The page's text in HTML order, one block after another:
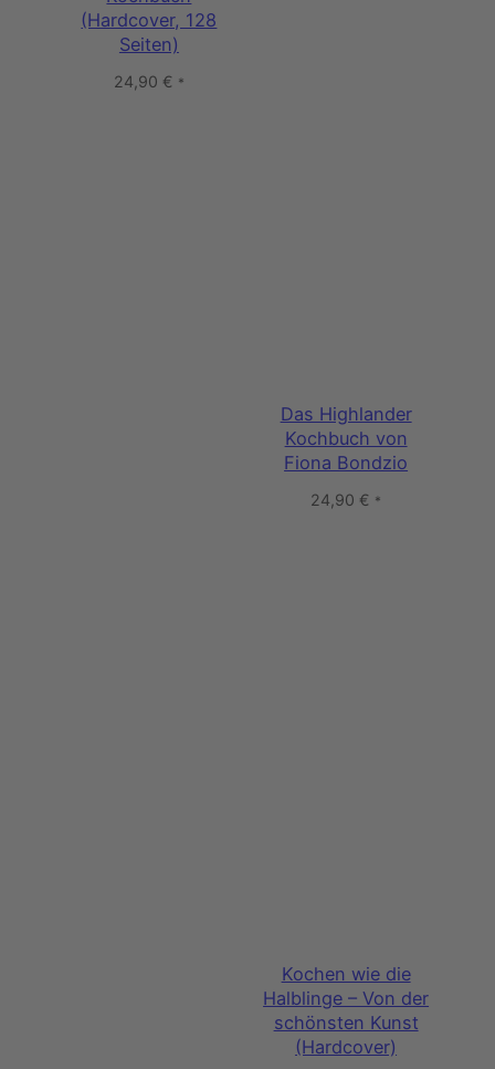
(Hardcover, 128
Seiten)
24,90 € *
Das Highlander
Kochbuch von
Fiona Bondzio
24,90 € *
Kochen wie die
Halblinge – Von der
schönsten Kunst
(Hardcover)